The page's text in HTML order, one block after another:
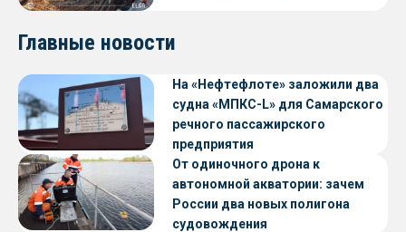
Главные новости
На «Нефтефлоте» заложили два
судна «МПКС-L» для Самарского
речного пассажирского
предприятия
От одиночного дрона к
автономной акватории: зачем
России два новых полигона
судовождения